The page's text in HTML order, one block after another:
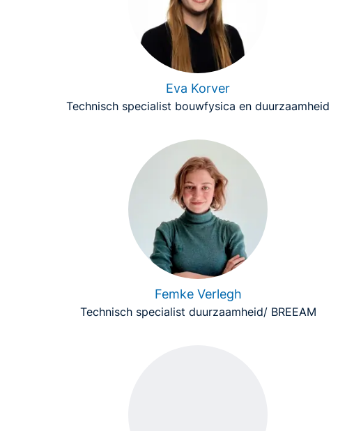
Eva Korver
Technisch specialist bouwfysica en duurzaamheid
Femke Verlegh
Technisch specialist duurzaamheid/ BREEAM